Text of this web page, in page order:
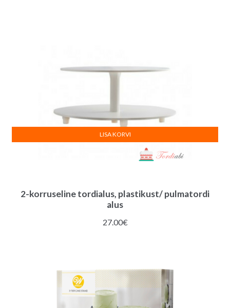
2-korruseline tordialus, plastikust/ pulmatordi
alus
27.00€
LISA KORVI